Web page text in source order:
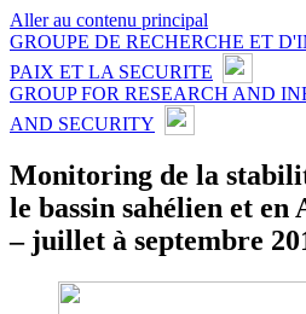
Aller au contenu principal
GROUPE DE RECHERCHE ET
PAIX ET LA SECURITE
GROUP FOR RESEARCH AND
AND SECURITY
Monitoring de la
le bassin sahélien et en
– juillet à septembre